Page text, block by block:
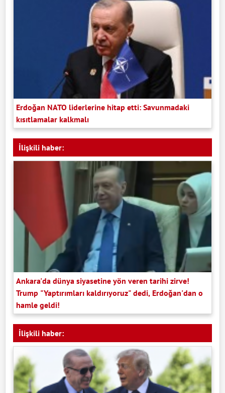
Erdoğan NATO liderlerine hitap etti: Savunmadaki
kısıtlamalar kalkmalı
İlişkili haber:
Ankara'da dünya siyasetine yön veren tarihi zirve!
Trump "Yaptırımları kaldırıyoruz" dedi, Erdoğan'dan o
hamle geldi!
İlişkili haber: